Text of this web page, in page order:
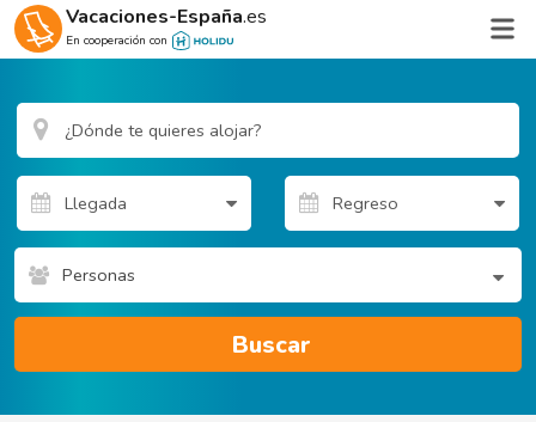
Vacaciones-España.es
En cooperación con
Personas
Buscar